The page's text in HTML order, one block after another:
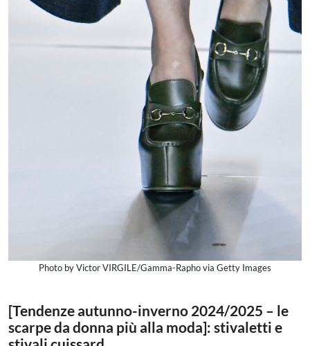
Photo by Victor VIRGILE/Gamma-Rapho via Getty Images
[Tendenze autunno-inverno 2024/2025 – le
scarpe da donna più alla moda]: stivaletti e